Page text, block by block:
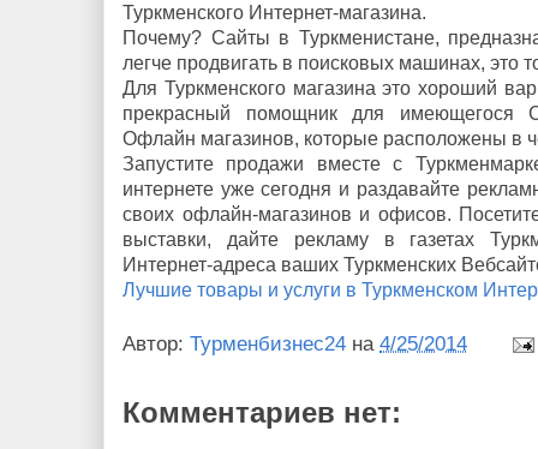
Туркменского Интернет-магазина.
Почему? Сайты в Туркменистане,
легче продвигать в поисковых машинах, это
Для Туркменского магазина это хороший
прекрасный помощник для имеющегося
Офлайн магазинов, которые расположены в
Запустите продажи вместе с
интернете уже сегодня и раздавайте
своих офлайн-магазинов и офисов.
выставки, дайте рекламу в газетах
Интернет-адреса ваших Туркменских
Лучшие товары и услуги в Туркменском
Автор: Турменбизнес24 на 4/25/2014
Комментариев нет: